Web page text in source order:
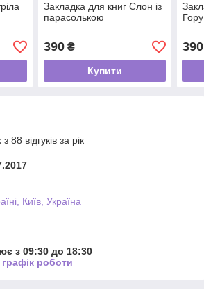
Закладка для книг Слон із
парасолькою
390₴
Купити
Гору
390
88 відгуків за рік
Київ, Україна
з 09:30 до 18:30
роботи